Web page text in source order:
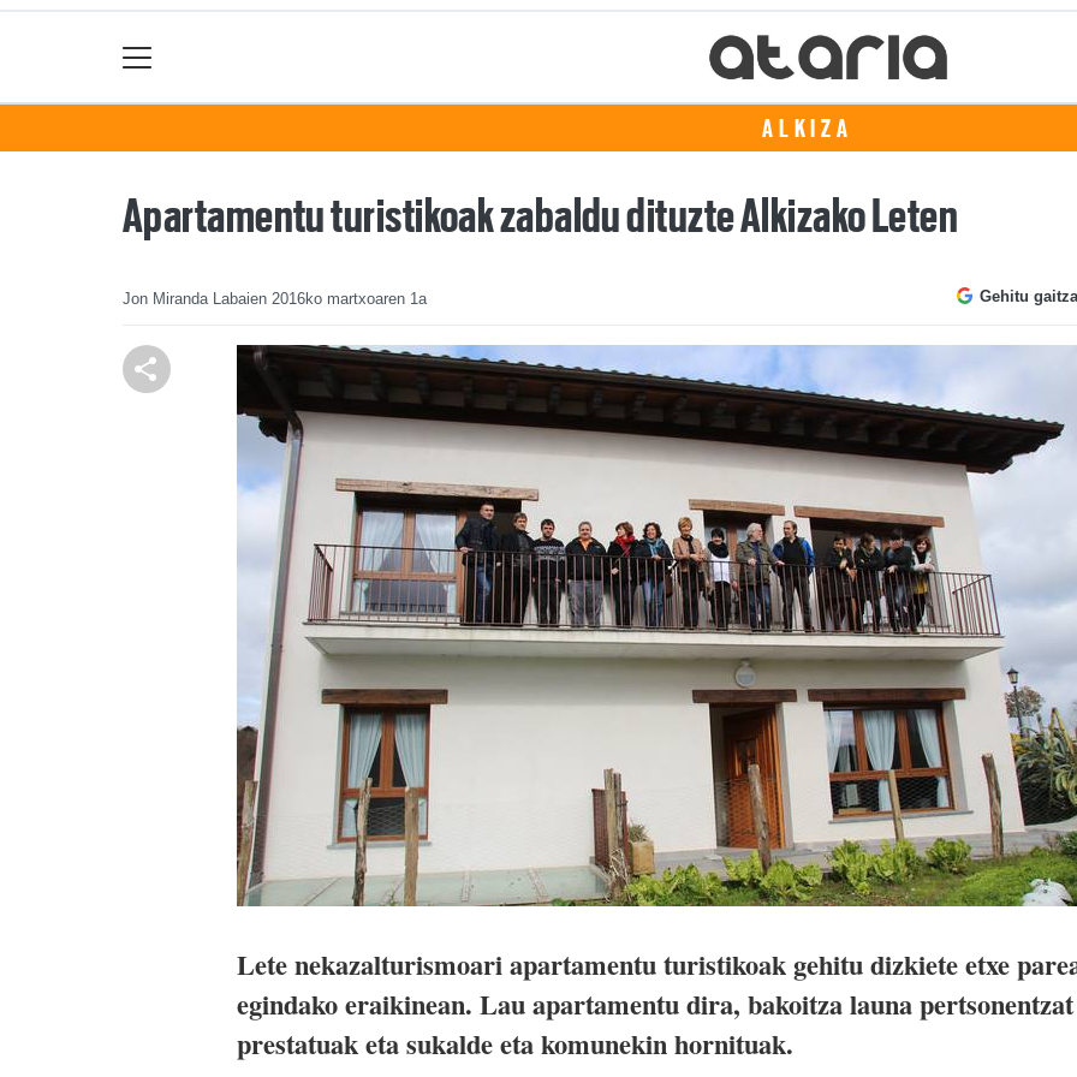
ALKIZA
Apartamentu turistikoak zabaldu dituzte Alkizako Leten
Jon Miranda Labaien 2016ko martxoaren 1a Gehitu
Lete nekazalturismoari apartamentu turistikoak gehitu dizkiete etxe
egindako eraikinean. Lau apartamentu dira, bakoitza launa pertsonentzat
prestatuak eta sukalde eta komunekin hornituak.